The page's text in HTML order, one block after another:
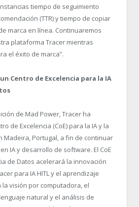
tiempo de seguimiento
(TTR) y tiempo de copiar
marca en línea. Continuaremos
plataforma Tracer mientras
el éxito de marca”.
Centro de Excelencia para la IA
de Mad Power, Tracer ha
de Excelencia (CoE) para la IA y la
Madeira, Portugal, a fin de continuar
IA y desarrollo de software. El CoE
de Datos acelerará la innovación
para IA HITL y el aprendizaje
visión por computadora, el
natural y el análisis de